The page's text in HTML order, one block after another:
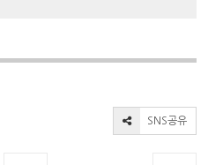
SNS공유